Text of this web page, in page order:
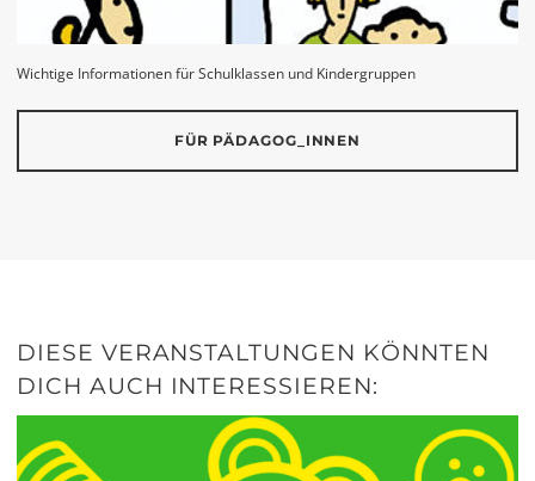
Wichtige Informationen für Schulklassen und Kindergruppen
FÜR PÄDAGOG_INNEN
DIESE VERANSTALTUNGEN KÖNNTEN
DICH AUCH INTERESSIEREN: